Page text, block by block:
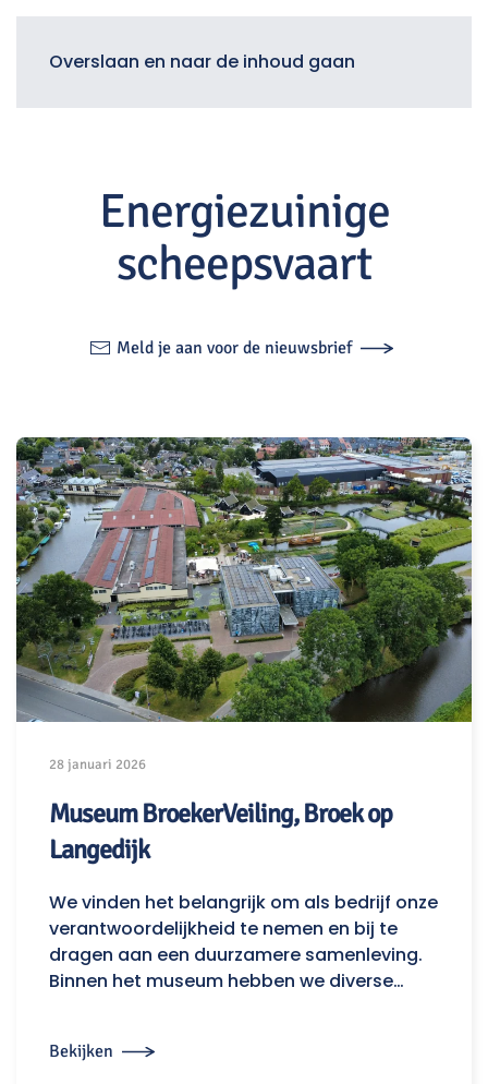
Overslaan en naar de inhoud gaan
Energiezuinige
scheepsvaart
Meld je aan voor de nieuwsbrief
28 januari 2026
Museum BroekerVeiling, Broek op
Langedijk
We vinden het belangrijk om als bedrijf onze
verantwoordelijkheid te nemen en bij te
dragen aan een duurzamere samenleving.
Binnen het museum hebben we diverse…
Bekijken